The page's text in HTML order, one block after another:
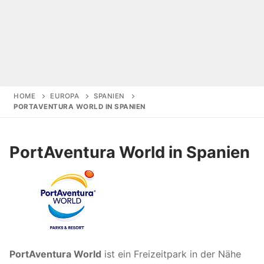
Freizeitparks
Freizeitparks in Deutschland
Belantis in Deutschland
Freizeitparks in Niederlande
Ferienparks
Angebote
HOME EUROPA
SPANIEN
PORTAVENTURA WORLD IN SPANIEN
PortAventura World in Spanien
PortAventura World ist ein Freizeitpark in der Nähe